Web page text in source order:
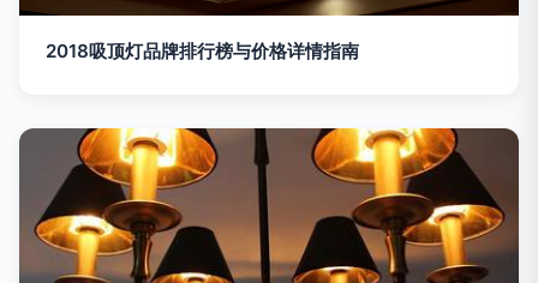
2018吸顶灯品牌排行榜与价格详情指南